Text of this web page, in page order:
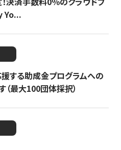
Yo...
する助成金プログラムへの
最大100団体採択）